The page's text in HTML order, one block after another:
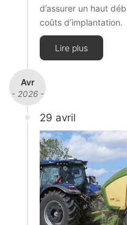
d’assurer un haut
coûts
Lire plus
Avr
- 2026 -
29 avril